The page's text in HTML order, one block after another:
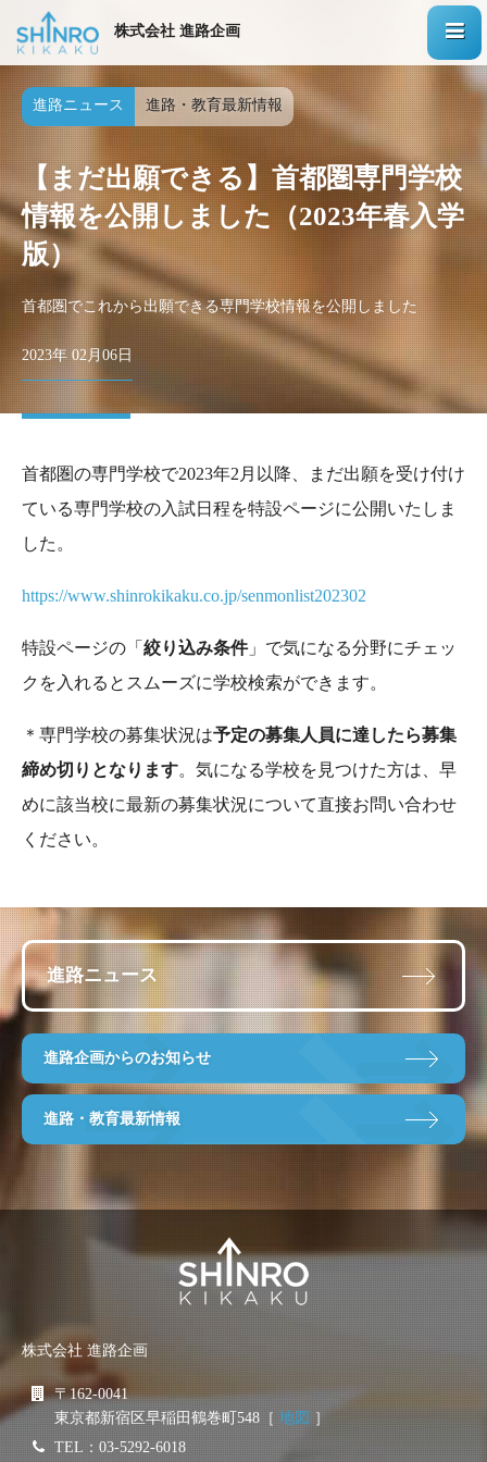
株式会社 進路企画
進路ニュース 進路・教育最新情報
【まだ出願できる】首都圏専門学校
情報を公開しました（2023年春入学
版）
首都圏でこれから出願できる専門学校情報を公開しました
2023年 02月06日
首都圏の専門学校で2023年2月以降、まだ出願を受け付け
ている専門学校の入試日程を特設ページに公開いたしま
した。
https://www.shinrokikaku.co.jp/senmonlist202302
特設ページの「 絞り込み条件」で気になる分野にチェッ
クを入れるとスムーズに学校検索ができます。
＊専門学校の募集状況は予定の募集人員に達したら募集
締め切りとなります。気になる学校を見つけた方は、早
めに該当校に最新の募集状況について直接お問い合わせ
ください。
進路ニュース
進路企画からのお知らせ
進路・教育最新情報
株式会社 進路企画
〒162-0041
東京都新宿区早稲田鶴巻町548［ 地図 ］
TEL：03-5292-6018